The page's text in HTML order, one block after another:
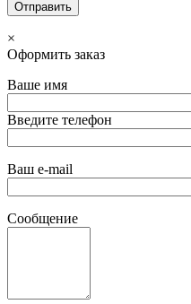
×
Оформить заказ
Ваше имя
Введите телефон
Ваш e-mail
Сообщение